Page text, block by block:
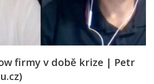
firmy v době krize | Petr